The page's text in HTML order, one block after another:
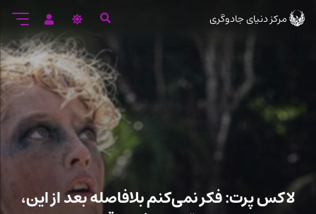
مرکز دنیای جادوگری
لاکس پرت: فکر نمی‌کنم بلافاصله بعد از این،